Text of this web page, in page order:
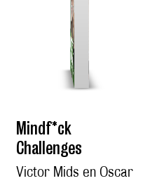
Mindf*ck
Challenges
Victor Mids en Oscar